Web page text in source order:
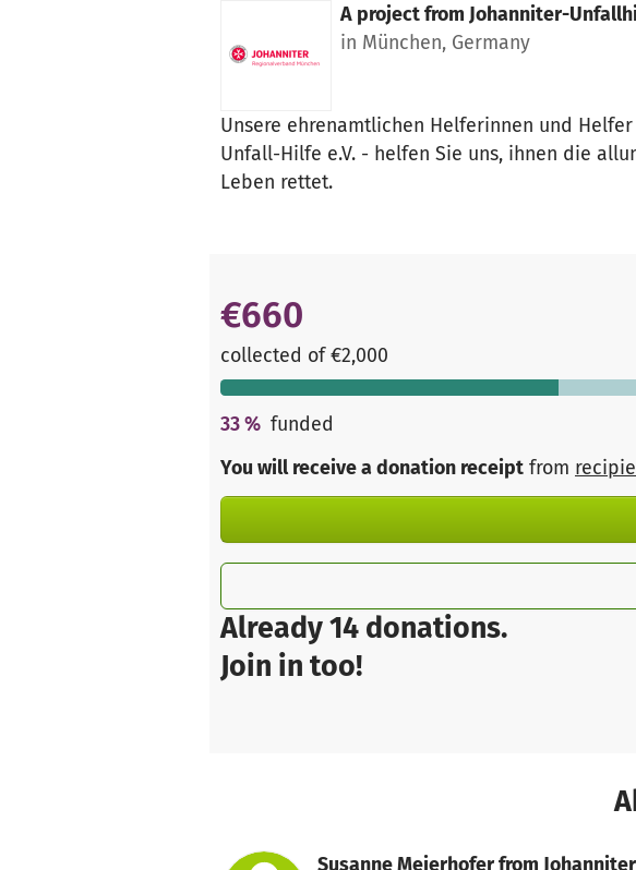
A project from Johanniter-
in München, Germany
Unsere ehrenamtlichen Helferinnen und
Unfall-Hilfe e.V. - helfen Sie uns, ihnen die
Leben rettet.
Already 14 donations.
Join in too!
€660
collected of €2,000
33% funded
You will receive a donation receipt from
Susanne Meierhofer from